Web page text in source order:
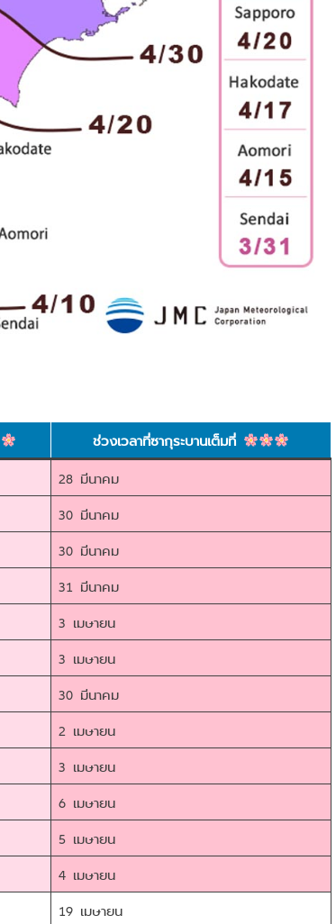
ช่วงเวลาที่ซากุระบานเต็มที่
28 มีนาคม
30 มีนาคม
30 มีนาคม
31 มีนาคม
3 เมษายน
3 เมษายน
30 มีนาคม
2 เมษายน
3 เมษายน
6 เมษายน
5 เมษายน
4 เมษายน
19 เมษายน